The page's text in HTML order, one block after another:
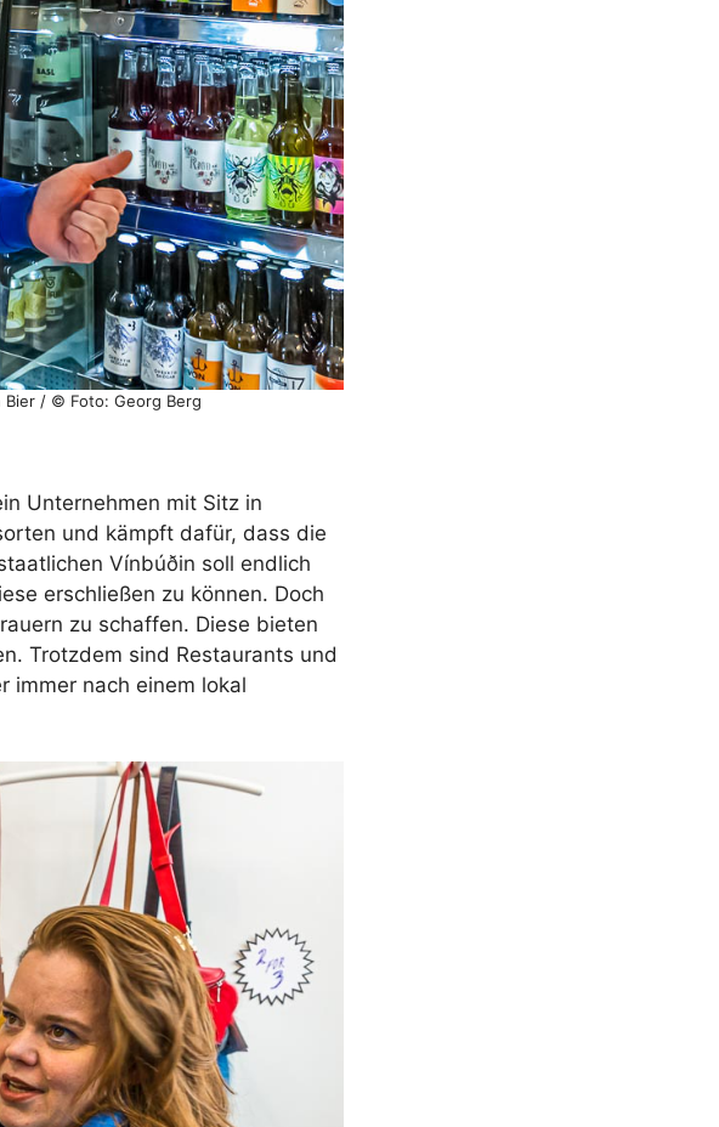
/ © Foto: Georg Berg
Unternehmen mit Sitz in
und kämpft dafür, dass die
Vínbúðin soll endlich
erschließen zu können. Doch
zu schaffen. Diese bieten
Trotzdem sind Restaurants und
immer nach einem lokal